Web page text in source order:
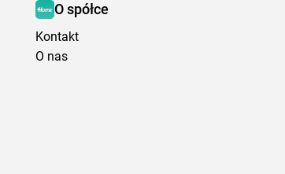
O spółce
Kontakt
O nas